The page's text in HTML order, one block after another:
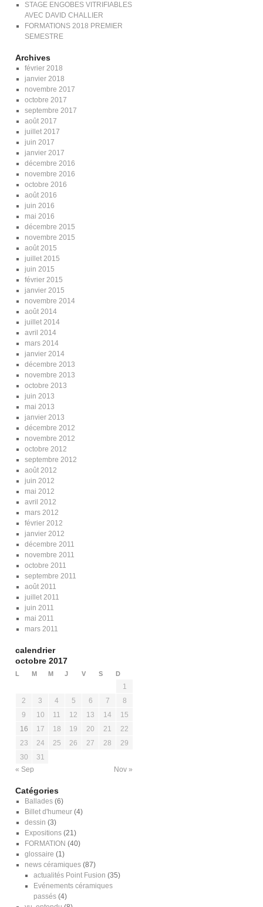
STAGE ENGOBES VITRIFIABLES
AVEC DAVID CHALLIER
FORMATIONS 2018 PREMIER
SEMESTRE
Archives
février 2018
janvier 2018
novembre 2017
octobre 2017
septembre 2017
août 2017
juillet 2017
juin 2017
janvier 2017
décembre 2016
novembre 2016
octobre 2016
août 2016
juin 2016
mai 2016
décembre 2015
novembre 2015
août 2015
juillet 2015
juin 2015
février 2015
janvier 2015
novembre 2014
août 2014
juillet 2014
avril 2014
mars 2014
janvier 2014
décembre 2013
novembre 2013
octobre 2013
juin 2013
mai 2013
janvier 2013
décembre 2012
novembre 2012
octobre 2012
septembre 2012
août 2012
juin 2012
mai 2012
avril 2012
mars 2012
février 2012
janvier 2012
décembre 2011
novembre 2011
octobre 2011
septembre 2011
août 2011
juillet 2011
juin 2011
mai 2011
mars 2011
calendrier
octobre 2017
L M M J V S D
« Sep Nov »
1
2
3 4 5 6 7
8
9
10 11 12 13 14
15
16
17 18 19 20 21
22
23
24 25 26 27 28
29
30
31
Catégories
Ballades(6)
Billet d'humeur(4)
dessin (3)
Expositions(21)
FORMATION (40)
glossaire (1)
news céramiques(87)
actualités Point Fusion (35)
Evénements céramiques
passés (4)